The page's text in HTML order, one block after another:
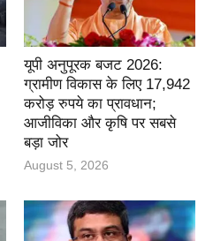
यूपी अनुपूरक बजट 2026:
ग्रामीण विकास के लिए 17,942
करोड़ रुपये का प्रावधान;
आजीविका और कृषि पर सबसे
बड़ा जोर
August 5, 2026